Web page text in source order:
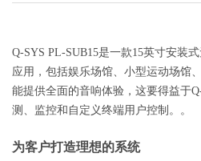
Q-SYS PL-SUB15是一款15英寸安装
应用，包括娱乐场馆、小型运动场馆
能提供全面的音响体验，这要得益于
测、监控和自定义终端用户控制。。
为客户打造理想的系统